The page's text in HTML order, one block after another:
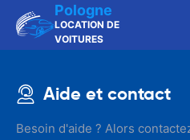
Pologne
LOCATION DE
VOITURES
Aide et contact
Besoin d'aide ? Alors